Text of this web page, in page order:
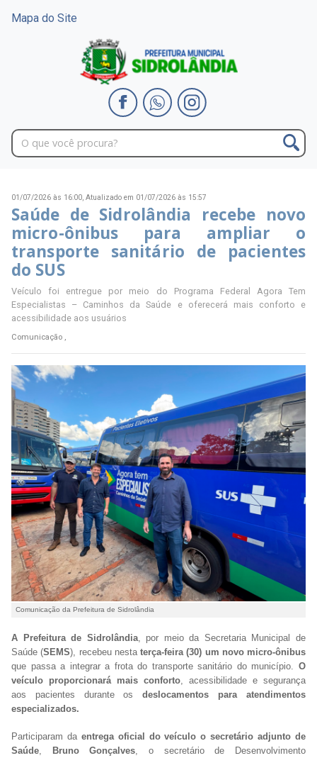
Mapa do Site
01/07/2026 às 16:00, Atualizado em 01/07/2026 às 15:57
Saúde de Sidrolândia recebe novo
micro-ônibus para ampliar o
transporte sanitário de pacientes
do SUS
Veículo foi entregue por meio do Programa Federal Agora Tem
Especialistas – Caminhos da Saúde e oferecerá mais conforto e
acessibilidade aos usuários
Comunicação ,
Comunicação da Prefeitura de Sidrolândia
A Prefeitura de Sidrolândia, por meio da Secretaria Municipal de
Saúde (SEMS), recebeu nesta terça-feira (30) um novo micro-ônibus
que passa a integrar a frota do transporte sanitário do município. O
veículo proporcionará mais conforto, acessibilidade e segurança
aos pacientes durante osdeslocamentos para atendimentos
especializados.
Participaram da entrega oficial do veículo o secretário adjunto de
Saúde, Bruno Gonçalves, o secretário de Desenvolvimento